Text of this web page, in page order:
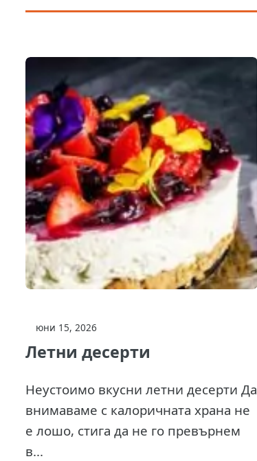
юни 15, 2026
Летни десерти
Неустоимо вкусни летни десерти Да
внимаваме с калоричната храна не
е лошо, стига да не го превърнем
в...